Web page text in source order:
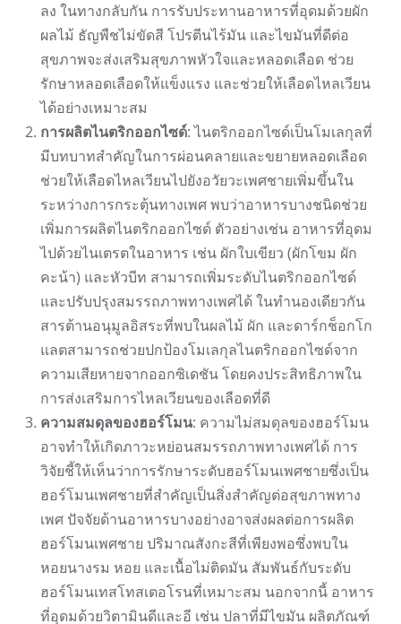
ลง ในทางกลับกัน การรับประทานอาหารที่อุดมด้วยผัก
ผลไม้ ธัญพืชไม่ขัดสี โปรตีนไร้มัน และไขมันที่ดีต่อ
สุขภาพจะส่งเสริมสุขภาพหัวใจและหลอดเลือด ช่วย
รักษาหลอดเลือดให้แข็งแรง และช่วยให้เลือดไหลเวียน
ได้อย่างเหมาะสม
การผลิตไนตริกออกไซด์: ไนตริกออกไซด์เป็นโมเลกุลที่
มีบทบาทสำคัญในการผ่อนคลายและขยายหลอดเลือด
ช่วยให้เลือดไหลเวียนไปยังอวัยวะเพศชายเพิ่มขึ้นใน
ระหว่างการกระตุ้นทางเพศ พบว่าอาหารบางชนิดช่วย
เพิ่มการผลิตไนตริกออกไซด์ ตัวอย่างเช่น อาหารที่อุดม
ไปด้วยไนเตรตในอาหาร เช่น ผักใบเขียว (ผักโขม ผัก
คะน้า) และหัวบีท สามารถเพิ่มระดับไนตริกออกไซด์
และปรับปรุงสมรรถภาพทางเพศได้ ในทำนองเดียวกัน
สารต้านอนุมูลอิสระที่พบในผลไม้ ผัก และดาร์กช็อกโก
แลตสามารถช่วยปกป้องโมเลกุลไนตริกออกไซด์จาก
ความเสียหายจากออกซิเดชัน โดยคงประสิทธิภาพใน
การส่งเสริมการไหลเวียนของเลือดที่ดี
ความสมดุลของฮอร์โมน: ความไม่สมดุลของฮอร์โมน
อาจทำให้เกิดภาวะหย่อนสมรรถภาพทางเพศได้ การ
วิจัยชี้ให้เห็นว่าการรักษาระดับฮอร์โมนเพศชายซึ่งเป็น
ฮอร์โมนเพศชายที่สำคัญเป็นสิ่งสำคัญต่อสุขภาพทาง
เพศ ปัจจัยด้านอาหารบางอย่างอาจส่งผลต่อการผลิต
ฮอร์โมนเพศชาย ปริมาณสังกะสีที่เพียงพอซึ่งพบใน
หอยนางรม หอย และเนื้อไม่ติดมัน สัมพันธ์กับระดับ
ฮอร์โมนเทสโทสเตอโรนที่เหมาะสม นอกจากนี้ อาหาร
ที่อุดมด้วยวิตามินดีและอี เช่น ปลาที่มีไขมัน ผลิตภัณฑ์